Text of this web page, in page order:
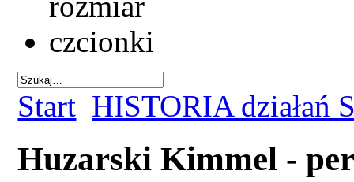
Start HISTORIA działań
Huzarski Kimmel -